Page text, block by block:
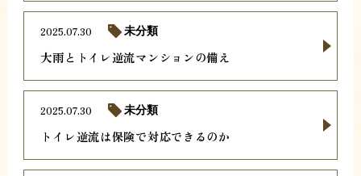
大雨とトイレ逆流マンションの備え
2025.07.30 未分類
トイレ逆流は保険で対応できるのか
2025.07.30 未分類